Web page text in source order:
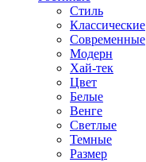
Стиль
Классические
Современные
Модерн
Хай-тек
Цвет
Белые
Венге
Светлые
Темные
Размер